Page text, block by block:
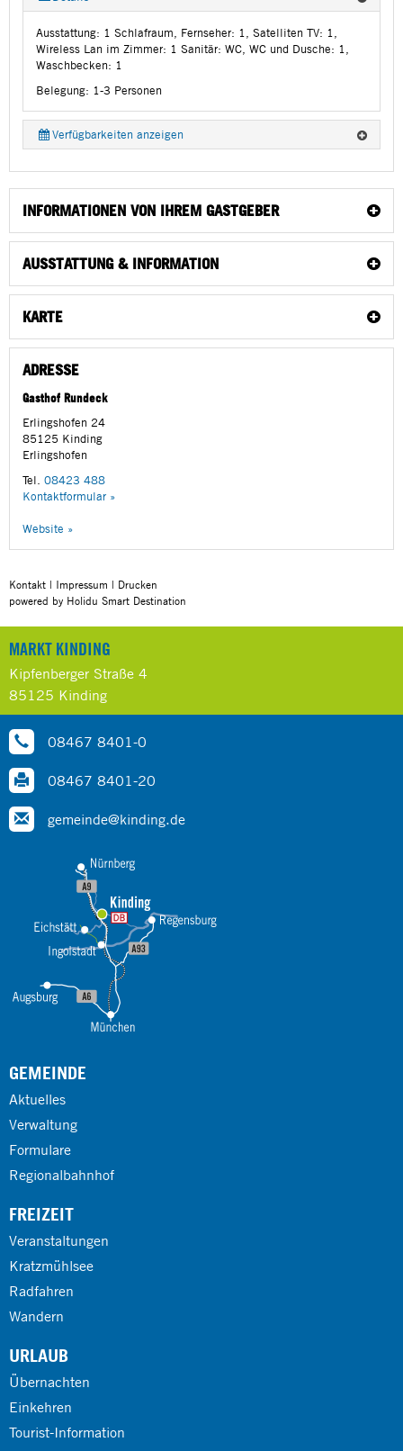
Ausstattung: 1 Schlafraum, Fernseher: 1, Satelliten TV: 1,
Wireless Lan im Zimmer: 1 Sanitär: WC, WC und Dusche: 1,
Waschbecken: 1
Belegung: 1-3 Personen
Verfügbarkeiten anzeigen
INFORMATIONEN VON IHREM GASTGEBER
AUSSTATTUNG & INFORMATION
KARTE
ADRESSE
Gasthof Rundeck
Erlingshofen 24
85125 Kinding
Erlingshofen
Tel. 08423 488
Kontaktformular »
Website »
Kontakt | Impressum | Drucken
powered by Holidu Smart Destination
MARKT KINDING
Kipfenberger Straße 4
85125 Kinding
08467 8401-0
08467 8401-20
gemeinde@kinding.de
GEMEINDE
Aktuelles
Verwaltung
Formulare
Regionalbahnhof
FREIZEIT
Veranstaltungen
Kratzmühlsee
Radfahren
Wandern
URLAUB
Übernachten
Einkehren
Tourist-Information